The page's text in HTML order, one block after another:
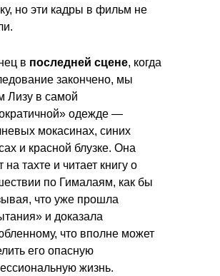
но эти кадры в фильм не
в последней сцене, когда
закончено, мы
Лизу в самой
одежде —
мокасинах, синих
и красной блузке. Она
на тахте и читает книгу о
по Гималаям, как бы
что уже прошла
и доказала
что вполне может
его опасную
жизнь.